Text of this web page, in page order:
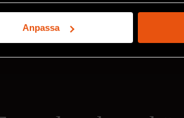
den för specifika kännetecken
och ställ in dina preferenser i
som vi samarbetar med. Dessa kan i
Anpassa